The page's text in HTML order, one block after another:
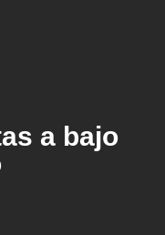
a bajo